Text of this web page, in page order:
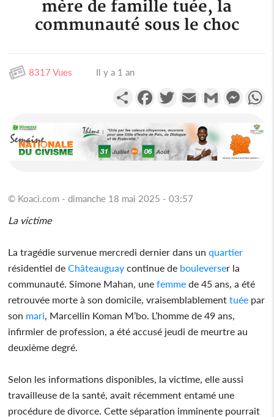
mère de famille tuée, la
communauté sous le choc
8317 Vues Il y a 1 an
PartagerFacebookTwitterEmail Gmail
© Koaci.com - dimanche 18 mai 2025 - 03:57
La victime
La tragédie survenue mercredi dernier dans un quartier
résidentiel de Châteauguay continue de bouleverser la
communauté. Simone Mahan, une femme de 45 ans, a été
retrouvée morte à son domicile, vraisemblablement tuée par
son mari, Marcellin Koman M’bo. L’homme de 49 ans,
infirmier de profession, a été accusé jeudi de meurtre au
deuxième degré.
Selon les informations disponibles, la victime, elle aussi
travailleuse de la santé, avait récemment entamé une
procédure de divorce. Cette séparation imminente pourrait